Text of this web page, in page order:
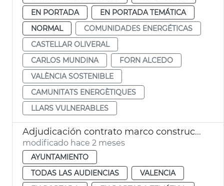
EN PORTADA
EN PORTADA TEMÁTICA
NORMAL
COMUNIDADES ENERGÉTICAS
CASTELLAR OLIVERAL
CARLOS MUNDINA
FORN ALCEDO
VALÈNCIA SOSTENIBLE
CAMUNITATS ENERGÈTIQUES
LLARS VULNERABLES
Adjudicación contrato marco construcción nichos cementerios municipales
modificado hace 2 meses
AYUNTAMIENTO
TODAS LAS AUDIENCIAS
VALENCIA